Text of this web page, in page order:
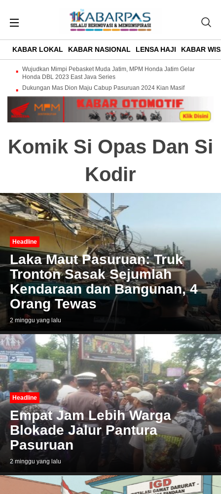
KABAR LOKAL KABAR NASIONAL LENSA HAJI KABAR
Wujudkan Mimpi Pebasket Muda Jatim, MPM Honda Jatim Gelar
Honda DBL 2023 East Java Series
Dukungan Mas Dion Maju Cabup Pasuruan 2024 Kian Masif
Komik Si Opas Dan Si
Kodir
Headline
Laka Maut Pasuruan: Truk
Tronton Sasak Sejumlah
Kendaraan dan Bangunan, 4
Orang Tewas
2 minggu yang lalu
Headline
Empat Jam Lebih Warga
Blokade Jalur Pantura
Pasuruan
2 minggu yang lalu